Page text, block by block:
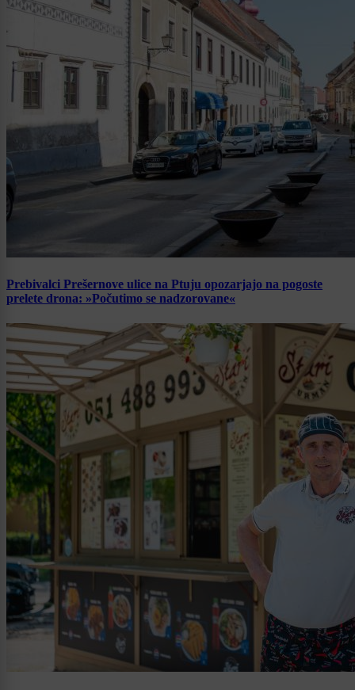
Prebivalci Prešernove ulice na Ptuju opozarjajo na pogoste
prelete drona: »Počutimo se nadzorovane«